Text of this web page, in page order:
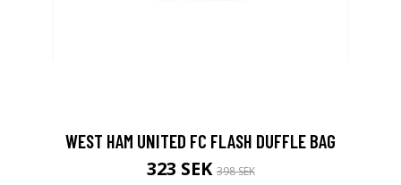
WEST HAM UNITED FC FLASH DUFFLE BAG
323 SEK398 SEK